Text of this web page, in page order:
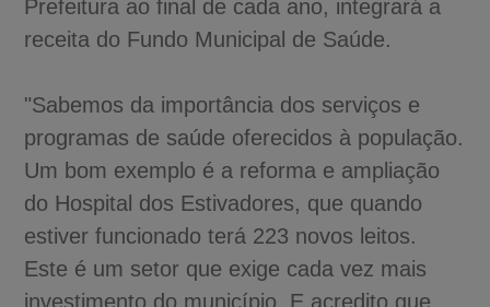
Prefeitura ao final de cada ano, integrará a
receita do Fundo Municipal de Saúde.
"Sabemos da importância dos serviços e
programas de saúde oferecidos à população.
Um bom exemplo é a reforma e ampliação
do Hospital dos Estivadores, que quando
estiver funcionado terá 223 novos leitos.
Este é um setor que exige cada vez mais
investimento do município. E acredito que